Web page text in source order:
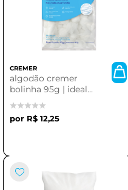
CREMER
algodão cremer
bolinha 95g | ideal
para seus cuidados
diários
R$ 12,25